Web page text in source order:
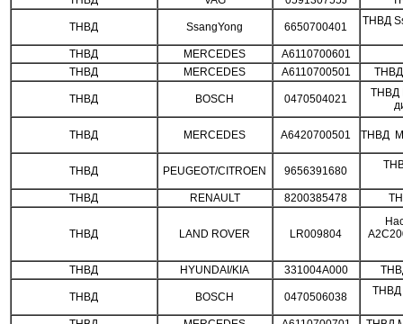
ТНВД SsangYong 6650700401 ТНВД
ТНВД MERCEDES
A6110700601
ТНВД
MERCEDES A6110700501 ТНВД
ТНВД BOSCH 0470504021
ТНВД
ТНВД MERCEDES A6420700501 ТНВД
ТНВД PEUGEOT/CITROEN 9656391680
ТНВД RENAULT 8200385478
ТНВД LAND ROVER LR009804
ТНВД HYUNDAI/KIA 331004A000
ТНВД BOSCH 0470506038 ТНВД